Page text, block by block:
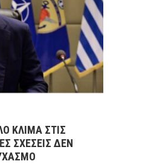
ΚΛΙΜΑ ΣΤΙΣ
ΣΧΕΣΕΙΣ ΔΕΝ